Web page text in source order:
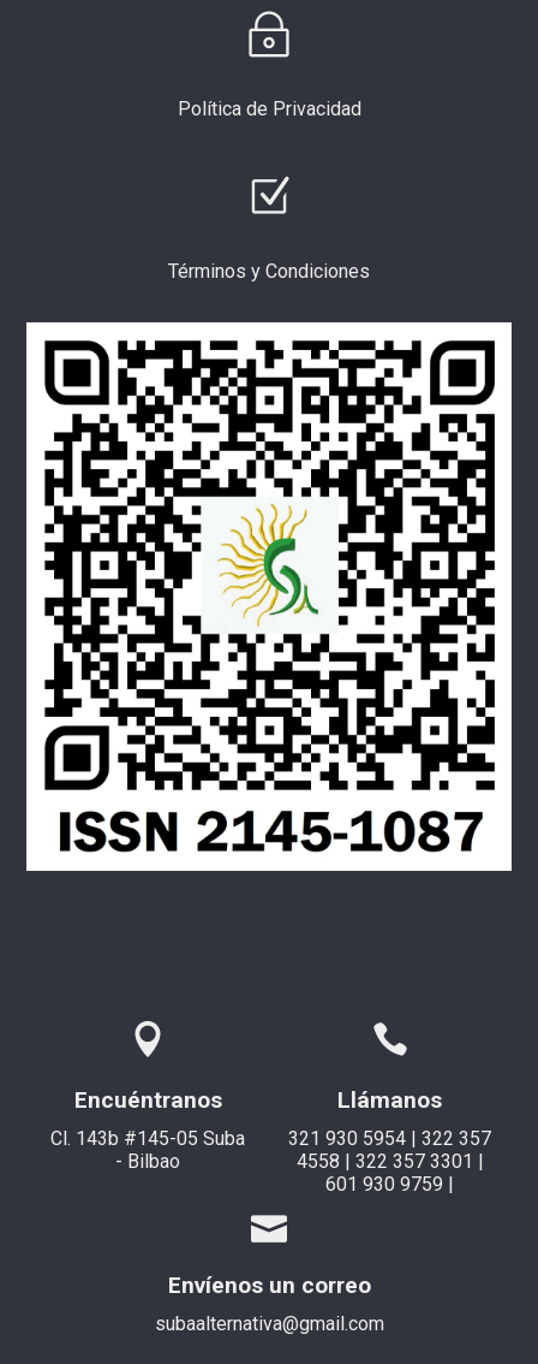
Política de Privacidad
Términos y Condiciones
Encuéntranos
Cl. 143b #145-05 Suba
- Bilbao
Llámanos
321 930 5954 | 322 357
4558 | 322 357 3301 |
601 930 9759 |
Envíenos un correo
subaalternativa@gmail.com